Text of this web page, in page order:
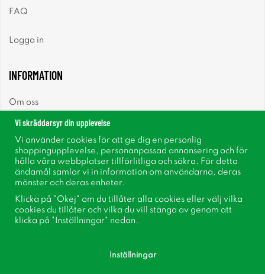
FAQ
Logga in
INFORMATION
Om oss
Nyhetsbrev
Om cookies
Inspiration
Vi skräddarsyr din upplevelse
Vi använder cookies för att ge dig en personlig
shoppingupplevelse, personanpassad annonsering och för
hålla våra webbplatser tillförlitliga och säkra. För detta
ändamål samlar vi in information om användarna, deras
mönster och deras enheter.
Klicka på "Okej" om du tillåter alla cookies eller välj vilka
cookies du tillåter och vilka du vill stänga av genom att
klicka på "Inställningar" nedan.
Inställningar